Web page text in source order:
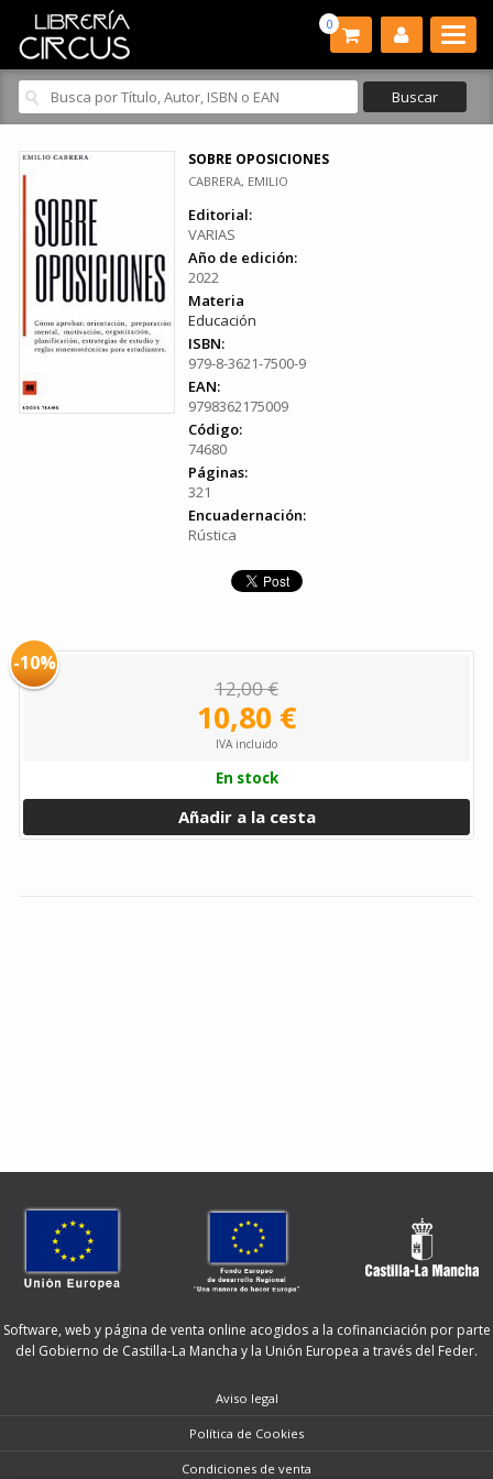
0
SOBRE OPOSICIONES
CABRERA, EMILIO
Editorial:
VARIAS
Año de edición:
2022
Materia
Educación
ISBN:
979-8-3621-7500-9
EAN:
9798362175009
Código:
74680
Páginas:
321
Encuadernación:
Rústica
-10%
12,00 €
10,80 €
IVA incluido
En stock
Añadir a la cesta
Software, web y página de venta online acogidos a la cofinanciación por parte
del Gobierno de Castilla-La Mancha y la Unión Europea a través del Feder.
Aviso legal
Política de Cookies
Condiciones de venta